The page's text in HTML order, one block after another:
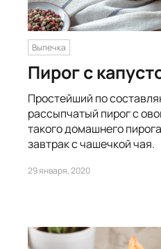
Выпечка
Пирог с
Простейший по
рассыпчатый пирог с
такого домашнего
завтрак с чашечкой чая.
29 января, 2020